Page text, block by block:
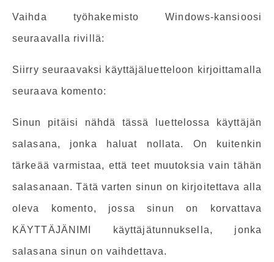
Vaihda työhakemisto Windows-kansioosi
seuraavalla rivillä:
Siirry seuraavaksi käyttäjäluetteloon kirjoittamalla
seuraava komento:
Sinun pitäisi nähdä tässä luettelossa käyttäjän
salasana, jonka haluat nollata. On kuitenkin
tärkeää varmistaa, että teet muutoksia vain tähän
salasanaan. Tätä varten sinun on kirjoitettava alla
oleva komento, jossa sinun on korvattava
KÄYTTÄJÄNIMI käyttäjätunnuksella, jonka
salasana sinun on vaihdettava.